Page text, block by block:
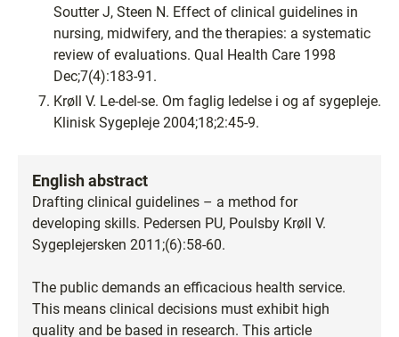
Soutter J, Steen N. Effect of clinical guidelines in
nursing, midwifery, and the therapies: a systematic
review of evaluations. Qual Health Care 1998
Dec;7(4):183-91.
Krøll V. Le-del-se. Om faglig ledelse i og af sygepleje.
Klinisk Sygepleje 2004;18;2:45-9.
English abstract
Drafting clinical guidelines – a method for
developing skills. Pedersen PU, Poulsby Krøll V.
Sygeplejersken 2011;(6):58-60.
The public demands an efficacious health service.
This means clinical decisions must exhibit high
quality and be based in research. This article